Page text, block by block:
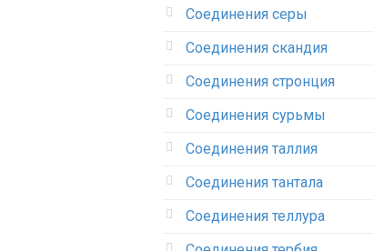
Соединения серы‎
Соединения скандия
Соединения стронция‎
Соединения сурьмы
Соединения таллия‎
Соединения тантала‎
Соединения теллура‎